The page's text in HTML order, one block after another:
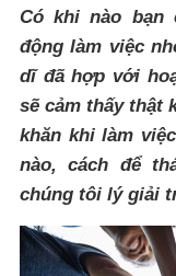
Có khi nào bạn
động làm việc
dĩ đã hợp với
sẽ cảm thấy thật
khăn khi làm
nào, cách để
chúng tôi lý giải